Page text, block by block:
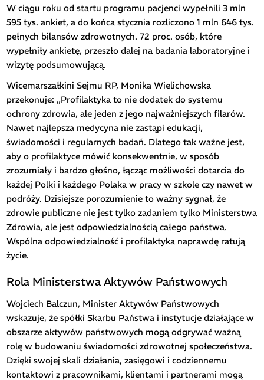
W ciągu roku od startu programu pacjenci wypełnili 3 mln
595 tys. ankiet, a do końca stycznia rozliczono 1 mln 646 tys.
pełnych bilansów zdrowotnych. 72 proc. osób, które
wypełniły ankietę, przeszło dalej na badania laboratoryjne i
wizytę podsumowującą.
Wicemarszałkini Sejmu RP, Monika Wielichowska
przekonuje: „Profilaktyka to nie dodatek do systemu
ochrony zdrowia, ale jeden z jego najważniejszych filarów.
Nawet najlepsza medycyna nie zastąpi edukacji,
świadomości i regularnych badań. Dlatego tak ważne jest,
aby o profilaktyce mówić konsekwentnie, w sposób
zrozumiały i bardzo głośno, łącząc możliwości dotarcia do
każdej Polki i każdego Polaka w pracy w szkole czy nawet w
podróży. Dzisiejsze porozumienie to ważny sygnał, że
zdrowie publiczne nie jest tylko zadaniem tylko Ministerstwa
Zdrowia, ale jest odpowiedzialnością całego państwa.
Wspólna odpowiedzialność i profilaktyka naprawdę ratują
życie.
Rola Ministerstwa Aktywów Państwowych
Wojciech Balczun, Minister Aktywów Państwowych
wskazuje, że spółki Skarbu Państwa i instytucje działające w
obszarze aktywów państwowych mogą odgrywać ważną
rolę w budowaniu świadomości zdrowotnej społeczeństwa.
Dzięki swojej skali działania, zasięgowi i codziennemu
kontaktowi z pracownikami, klientami i partnerami mogą